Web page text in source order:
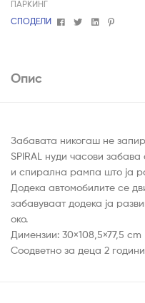
ПАРКИНГ
СПОДЕЛИ
FacebookTwitterLinkedin
Pinterest
Опис
Забавата никогаш не
SPIRAL нуди часови забава
и спирална рампа што ја
Додека автомобилите се
забавуваат додека ја
око.
Димензии: 30×108,5×77,5 cm
Соодветно за деца 2